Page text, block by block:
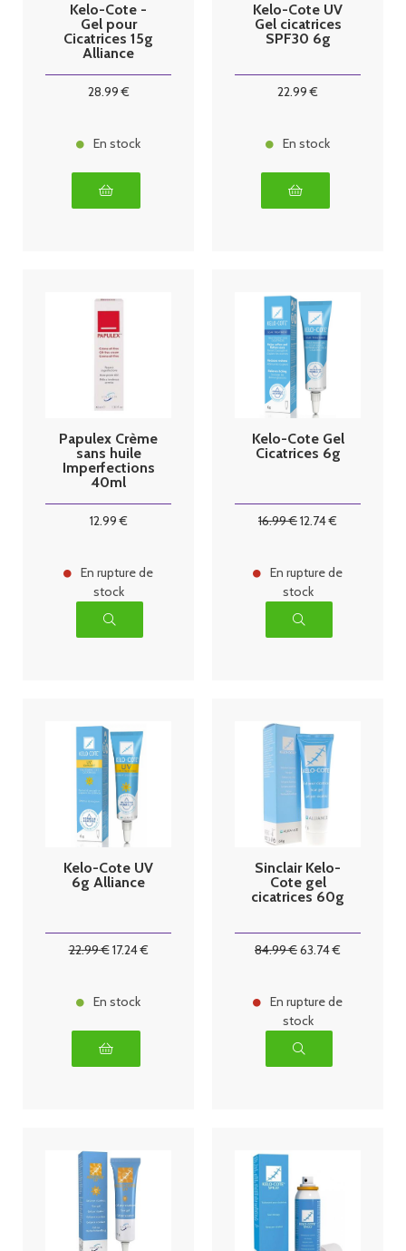
Kelo-Cote -
Gel pour
Cicatrices 15g
Alliance
28.99€
En stock
Kelo-Cote UV
Gel cicatrices
SPF30 6g
22.99 €
En stock
Papulex Crème
sans huile
Imperfections
40ml
12.99€
En rupture de
stock
Kelo-Cote Gel
Cicatrices 6g
16.99€12.74€
En rupture de
stock
Kelo-Cote UV
6g Alliance
22.99€17.24€
En stock
Sinclair Kelo-
Cote gel
cicatrices 60g
84.99€63.74€
En rupture de
stock